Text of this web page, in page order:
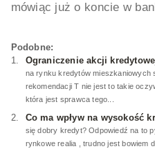
mówiąc już o koncie w
Podobne:
Ograniczenie akcji
na rynku kredytów mieszkaniowych
rekomendacji T nie jest to takie
która jest sprawca tego...
Co ma wpływ na wysokość
się dobry kredyt? Odpowiedź na to
rynkowe realia , trudno jest bowiem